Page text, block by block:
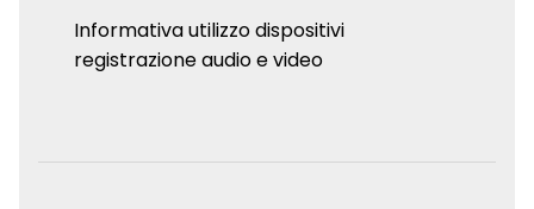
Informativa utilizzo dispositivi
registrazione audio e video